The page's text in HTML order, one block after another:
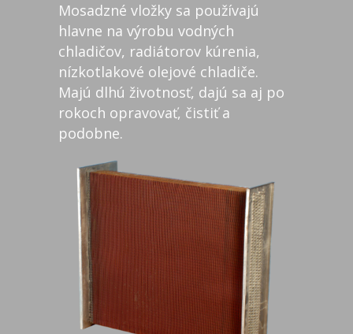
Mosadzné vložky sa používajú
hlavne na výrobu vodných
chladičov, radiátorov kúrenia,
nízkotlakové olejové chladiče.
Majú dlhú životnosť, dajú sa aj po
rokoch opravovať, čistiť a
podobne.